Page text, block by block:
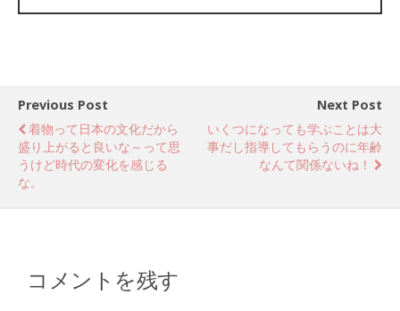
Previous Post
着物って日本の文化だから
盛り上がると良いな～って思
うけど時代の変化を感じる
な。
Next Post
いくつになっても学ぶことは大
事だし指導してもらうのに年齢
なんて関係ないね！
コメントを残す